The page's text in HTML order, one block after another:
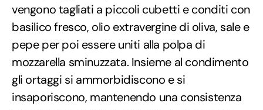
vengono tagliati a piccoli cubetti e conditi con
basilico fresco, olio extravergine di oliva, sale e
pepe per poi essere uniti alla polpa di
mozzarella sminuzzata. Insieme al condimento
gli ortaggi si ammorbidiscono e si
insaporiscono, mantenendo una consistenza